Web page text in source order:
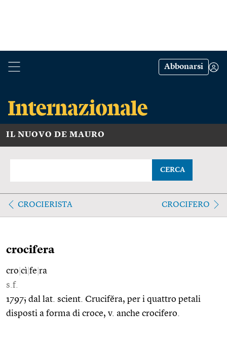
Abbonarsi
IL NUOVO DE MAURO
CERCA
CROCIERISTA CROCIFERO
crocifera
cro cì fe ra
s.f.
1797; dal lat. scient. Crucifĕra, per i quattro petali
disposti a forma di croce, v. anche crocifero.